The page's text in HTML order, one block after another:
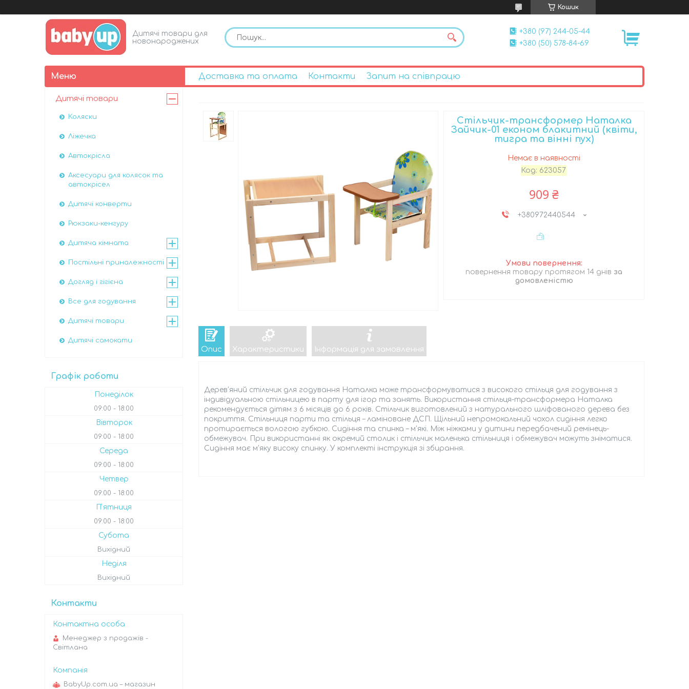
Кошик
Дитячі товари для
новонароджених
+380 (97) 244-05-44
+380 (50) 578-84-69
Доставка та оплата Контакти Запит на співпрацю
Стільчик-трансформер Наталка
Зайчик-01 економ блакитний (квіти,
тигра та вінні пух)
Немає в наявності
Код: 623057
909 ₴
+380972440544
повернення товару протягом 14 днів за
домовленістю
Опис Характеристики Інформація для замовлення
Дерев'яний стільчик для годування Наталка може трансформуватися з високого стільця для годування з
індивідуальною стільницею в парту для ігор та занять. Використання стільця-трансформера Наталка
рекомендується дітям з 6 місяців до 6 років. Стільчик виготовлений з натурального шліфованого дерева без
покриття. Стільниця парти та стільця – ламіноване ДСП. Щільний непромокальний чохол сидіння легко
протирається вологою губкою. Сидіння та спинка – м'які. Між ніжками у дитини передбачений ремінець-
обмежувач. При використанні як окремий столик і стільчик маленька стільниця і обмежувач можуть зніматися.
Сидіння має м'яку високу спинку. У комплекті інструкція зі збирання.
Дитячі товари
Коляски
Ліжечка
Автокрісла
Аксесуари для колясок та
автокрісел
Дитячі конверти
Рюкзаки-кенгуру
Дитяча кімната
Постільні приналежності
Догляд і гігієна
Все для годування
Дитячі товари
Дитячі самокати
Графік роботи
Понеділок
09:00 18:00
Вівторок
09:00 18:00
Середа
09:00 18:00
Четвер
09:00 18:00
Пʼятниця
09:00 18:00
Субота
Вихідний
Неділя
Вихідний
Контакти
Менеджер з продажів -
Світлана
BabyUp.com.ua – магазин